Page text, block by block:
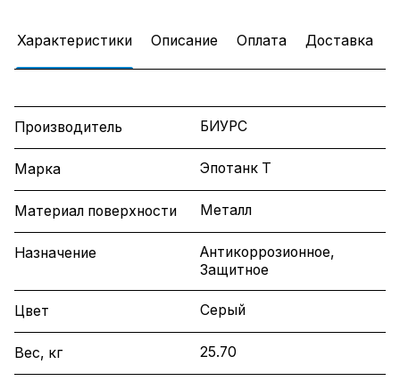
Характеристики Описание Оплата Доставка
Производитель БИУРС
Марка Эпотанк Т
Материал поверхности Металл
Назначение
Антикоррозионное,
Защитное
Цвет Серый
Вес, кг 25.70